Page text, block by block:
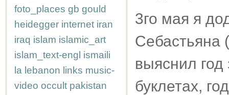
foto_places gb gould
heidegger internet iran
iraq islam islamic_art
islam_text-engl ismaili
la lebanon links music-
video occult pakistan
3го мая я
Себастьяна
выяснил
буклетах,